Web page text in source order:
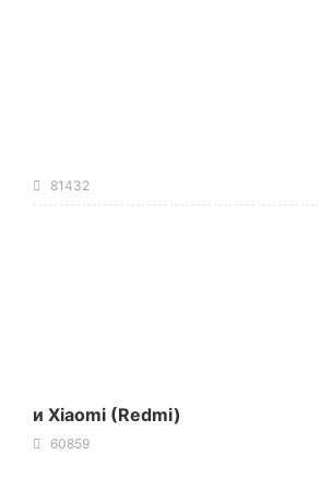
81432
и Xiaomi (Redmi)
60859